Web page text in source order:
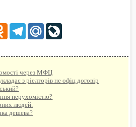
Odnoklassniki
TelegramMail.Ru
через МФЦ
з ріелторів не офіц договір
нерухомістю?
людей.
дешева?